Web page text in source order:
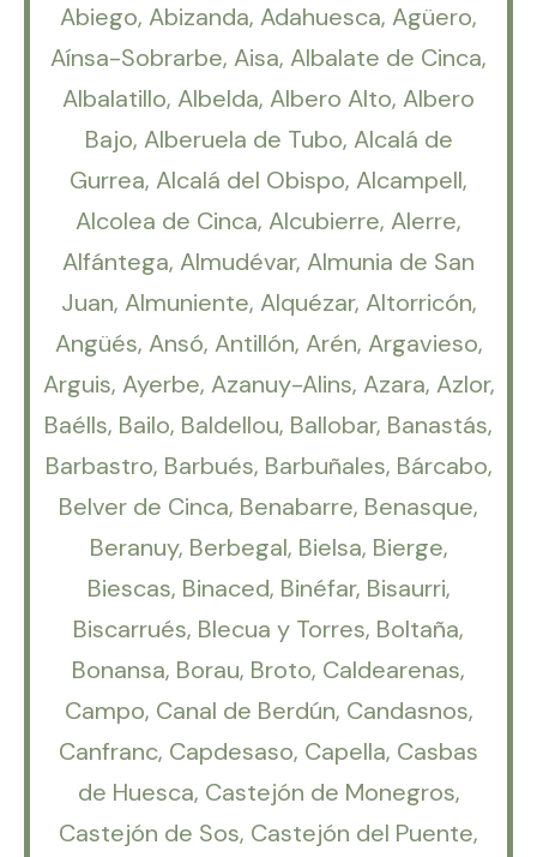
Abiego, Abizanda, Adahuesca, Agüero,
Aínsa-Sobrarbe, Aisa, Albalate de Cinca,
Albalatillo, Albelda, Albero Alto, Albero
Bajo, Alberuela de Tubo, Alcalá de
Gurrea, Alcalá del Obispo, Alcampell,
Alcolea de Cinca, Alcubierre, Alerre,
Alfántega, Almudévar, Almunia de San
Juan, Almuniente, Alquézar, Altorricón,
Angüés, Ansó, Antillón, Arén, Argavieso,
Arguis, Ayerbe, Azanuy-Alins, Azara, Azlor,
Baélls, Bailo, Baldellou, Ballobar, Banastás,
Barbastro, Barbués, Barbuñales, Bárcabo,
Belver de Cinca, Benabarre, Benasque,
Beranuy, Berbegal, Bielsa, Bierge,
Biescas, Binaced, Binéfar, Bisaurri,
Biscarrués, Blecua y Torres, Boltaña,
Bonansa, Borau, Broto, Caldearenas,
Campo, Canal de Berdún, Candasnos,
Canfranc, Capdesaso, Capella, Casbas
de Huesca, Castejón de Monegros,
Castejón de Sos, Castejón del Puente,